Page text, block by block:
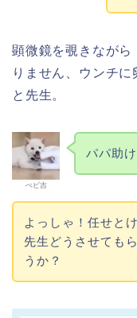
顕微鏡を覗きなが
りません、ウンチ
と先生。
べビ吉
パパ助
よっしゃ！任せとけ
先生どうさせても
うか？